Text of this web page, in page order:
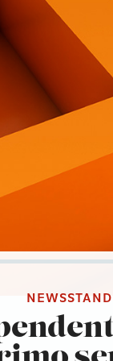
NEWSSTAND